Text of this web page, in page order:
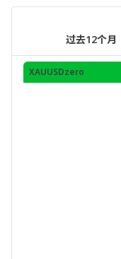
过去12个月
XAUUSDzero